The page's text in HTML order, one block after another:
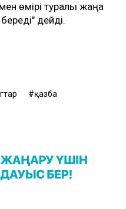
өмірі туралы жаңа
дейді.
қазба